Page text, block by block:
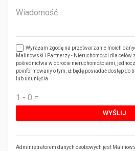
Wyrażam zgodę na przetwarzanie moich
Malinowski i Partnerzy - Nieruchomości dla celów
pośrednictwa w obrocie nieruchomościami,
poinformowany o tym, iż będę posiadać dostęp do
lub usunięcia.
Administratorem danych osobowych jest